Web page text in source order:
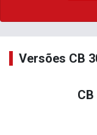
Versões CB